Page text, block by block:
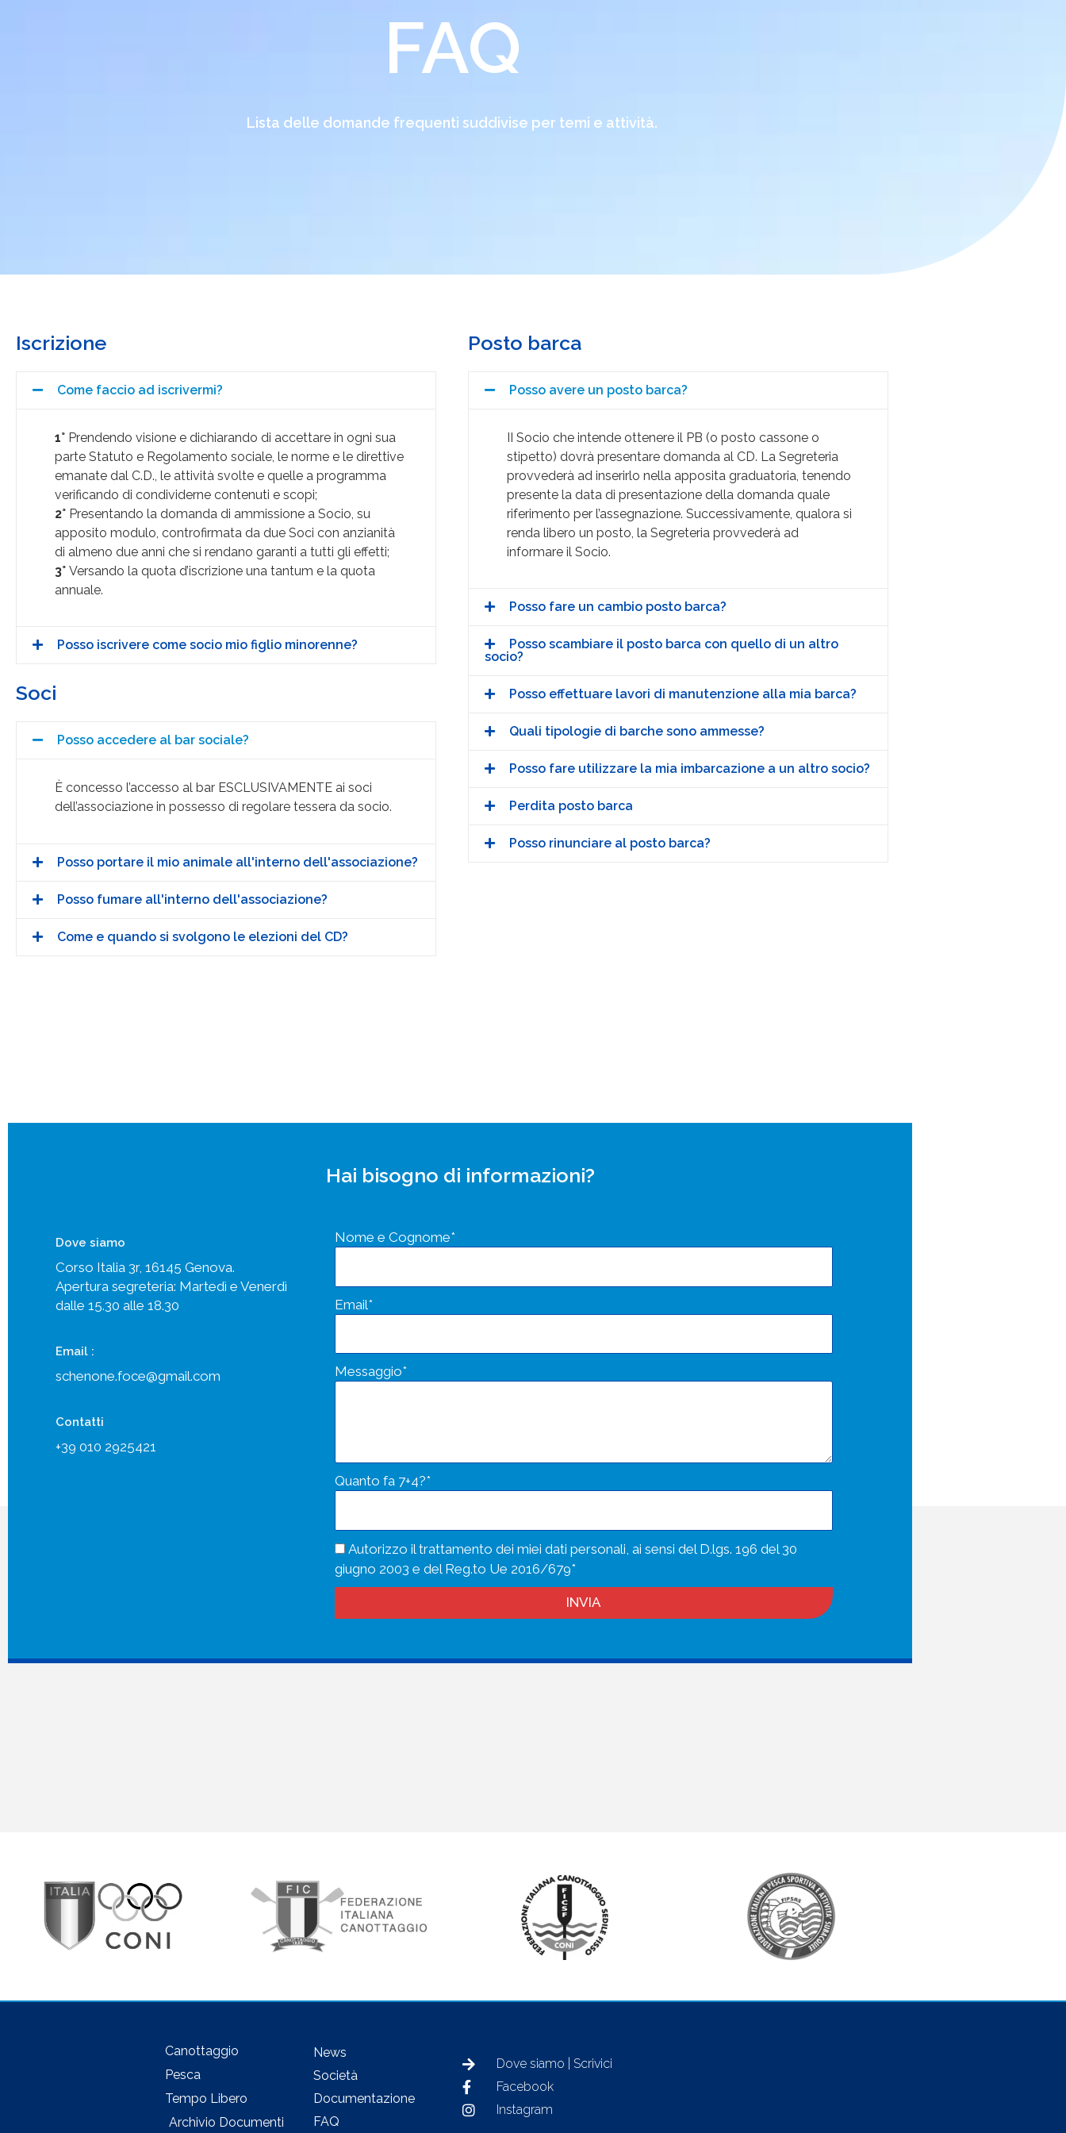
FAQ
Lista delle domande frequenti suddivise per temi e attività.
Iscrizione
Come faccio ad iscrivermi?
1° Prendendo visione e dichiarando di accettare in ogni sua
parte Statuto e Regolamento sociale, le norme e le direttive
emanate dal C.D., le attività svolte e quelle a programma
verificando di condividerne contenuti e scopi;
2° Presentando la domanda di ammissione a Socio, su
apposito modulo, controfirmata da due Soci con anzianità
di almeno due anni che si rendano garanti a tutti gli effetti;
3° Versando la quota d’iscrizione una tantum e la quota
annuale.
Posso iscrivere come socio mio figlio minorenne?
Soci
Posso accedere al bar sociale?
È concesso l’accesso al bar ESCLUSIVAMENTE ai soci
dell’associazione in possesso di regolare tessera da socio.
Posso portare il mio animale all'interno dell'associazione?
Posso fumare all'interno dell'associazione?
Come e quando si svolgono le elezioni del CD?
Posto barca
Posso avere un posto barca?
II Socio che intende ottenere il PB (o posto cassone o
stipetto) dovrà presentare domanda al CD. La Segreteria
provvederà ad inserirlo nella apposita graduatoria, tenendo
presente la data di presentazione della domanda quale
riferimento per l’assegnazione. Successivamente, qualora si
renda libero un posto, la Segreteria provvederà ad
informare il Socio.
Posso fare un cambio posto barca?
Posso scambiare il posto barca con quello di un altro
socio?
Posso effettuare lavori di manutenzione alla mia barca?
Quali tipologie di barche sono ammesse?
Posso fare utilizzare la mia imbarcazione a un altro socio?
Perdita posto barca
Posso rinunciare al posto barca?
Hai bisogno di informazioni?
Dove siamo
Corso Italia 3r, 16145 Genova.
Apertura segreteria: Martedì e Venerdì
dalle 15.30 alle 18.30
Email :
schenone.foce@gmail.com
Contatti
+39 010 2925421
Nome e Cognome*
Email*
Messaggio*
Quanto fa 7+4?*
Autorizzo il trattamento dei miei dati personali, ai sensi del D.lgs. 196 del 30
giugno 2003 e del Reg.to Ue 2016/679*
INVIA
Canottaggio
Pesca
Tempo Libero
Archivio Documenti
News
Società
Documentazione
FAQ
Dove siamo | Scrivici
Facebook
Instagram